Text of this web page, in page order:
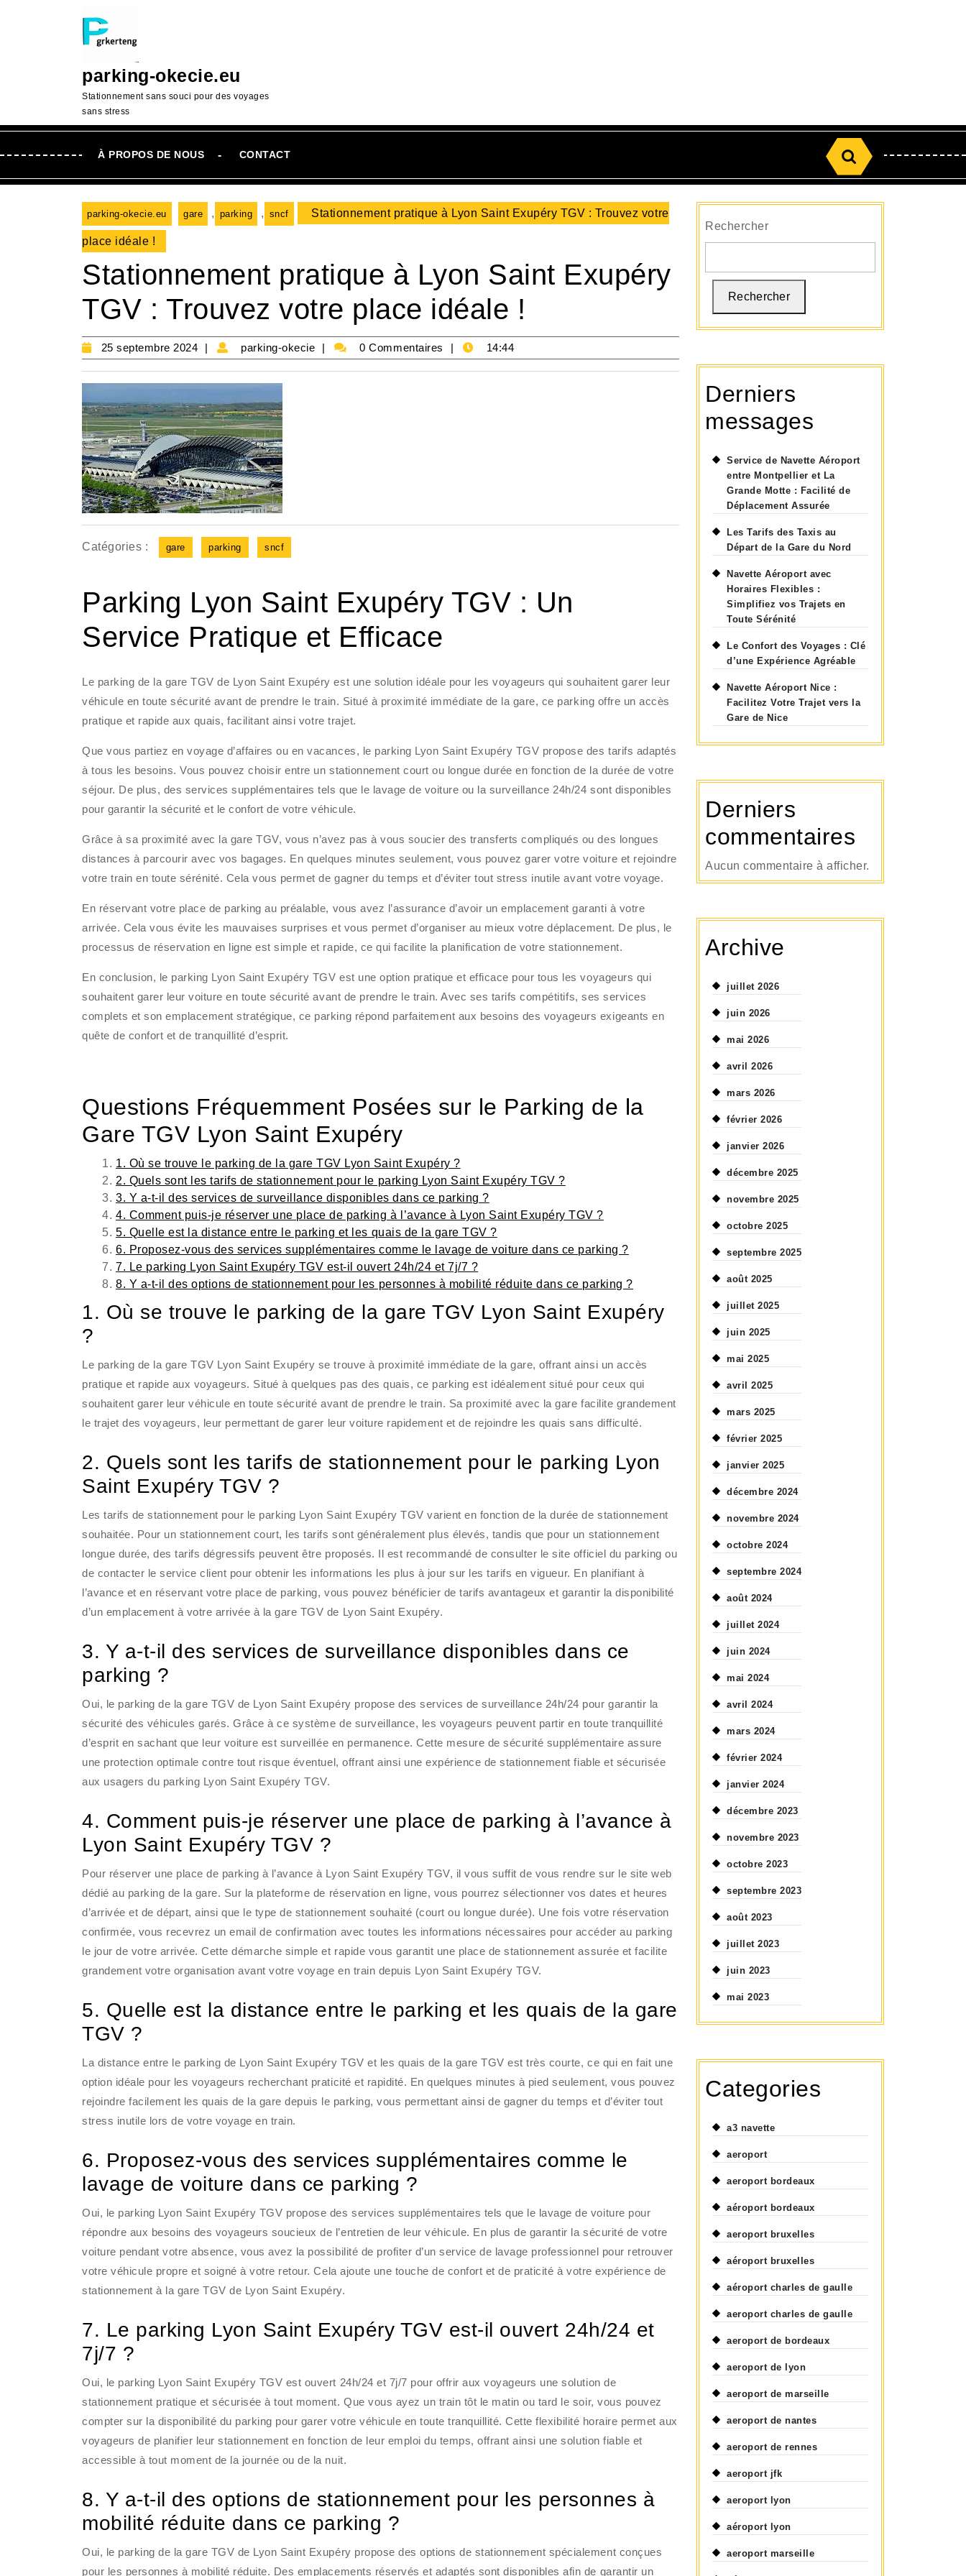
parking-okecie.eu
Stationnement sans souci pour des voyages
sans stress
À PROPOS DE NOUS CONTACT
Search
for:
parking-okecie.eu gare , parking , sncf Stationnement pratique à Lyon Saint Exupéry TGV : Trouvez votre
place idéale !
Stationnement pratique à Lyon Saint Exupéry
TGV : Trouvez votre place idéale !
25 septembre 2024
25
septembre
parking-okecie
parking-
okecie
0 Commentaires 14:44
Catégories : gare parking sncf
Parking Lyon Saint Exupéry TGV : Un
Service Pratique et Efficace
Le parking de la gare TGV de Lyon Saint Exupéry est une solution idéale pour les voyageurs qui souhaitent garer leur
véhicule en toute sécurité avant de prendre le train. Situé à proximité immédiate de la gare, ce parking offre un accès
pratique et rapide aux quais, facilitant ainsi votre trajet.
Que vous partiez en voyage d’affaires ou en vacances, le parking Lyon Saint Exupéry TGV propose des tarifs adaptés
à tous les besoins. Vous pouvez choisir entre un stationnement court ou longue durée en fonction de la durée de votre
séjour. De plus, des services supplémentaires tels que le lavage de voiture ou la surveillance 24h/24 sont disponibles
pour garantir la sécurité et le confort de votre véhicule.
Grâce à sa proximité avec la gare TGV, vous n’avez pas à vous soucier des transferts compliqués ou des longues
distances à parcourir avec vos bagages. En quelques minutes seulement, vous pouvez garer votre voiture et rejoindre
votre train en toute sérénité. Cela vous permet de gagner du temps et d’éviter tout stress inutile avant votre voyage.
En réservant votre place de parking au préalable, vous avez l’assurance d’avoir un emplacement garanti à votre
arrivée. Cela vous évite les mauvaises surprises et vous permet d’organiser au mieux votre déplacement. De plus, le
processus de réservation en ligne est simple et rapide, ce qui facilite la planification de votre stationnement.
En conclusion, le parking Lyon Saint Exupéry TGV est une option pratique et efficace pour tous les voyageurs qui
souhaitent garer leur voiture en toute sécurité avant de prendre le train. Avec ses tarifs compétitifs, ses services
complets et son emplacement stratégique, ce parking répond parfaitement aux besoins des voyageurs exigeants en
quête de confort et de tranquillité d’esprit.
Questions Fréquemment Posées sur le Parking de la
Gare TGV Lyon Saint Exupéry
1. Où se trouve le parking de la gare TGV Lyon Saint Exupéry ?
2. Quels sont les tarifs de stationnement pour le parking Lyon Saint Exupéry TGV ?
3. Y a-t-il des services de surveillance disponibles dans ce parking ?
4. Comment puis-je réserver une place de parking à l’avance à Lyon Saint Exupéry TGV ?
5. Quelle est la distance entre le parking et les quais de la gare TGV ?
6. Proposez-vous des services supplémentaires comme le lavage de voiture dans ce parking ?
7. Le parking Lyon Saint Exupéry TGV est-il ouvert 24h/24 et 7j/7 ?
8. Y a-t-il des options de stationnement pour les personnes à mobilité réduite dans ce parking ?
1. Où se trouve le parking de la gare TGV Lyon Saint Exupéry
?
Le parking de la gare TGV Lyon Saint Exupéry se trouve à proximité immédiate de la gare, offrant ainsi un accès
pratique et rapide aux voyageurs. Situé à quelques pas des quais, ce parking est idéalement situé pour ceux qui
souhaitent garer leur véhicule en toute sécurité avant de prendre le train. Sa proximité avec la gare facilite grandement
le trajet des voyageurs, leur permettant de garer leur voiture rapidement et de rejoindre les quais sans difficulté.
2. Quels sont les tarifs de stationnement pour le parking Lyon
Saint Exupéry TGV ?
Les tarifs de stationnement pour le parking Lyon Saint Exupéry TGV varient en fonction de la durée de stationnement
souhaitée. Pour un stationnement court, les tarifs sont généralement plus élevés, tandis que pour un stationnement
longue durée, des tarifs dégressifs peuvent être proposés. Il est recommandé de consulter le site officiel du parking ou
de contacter le service client pour obtenir les informations les plus à jour sur les tarifs en vigueur. En planifiant à
l’avance et en réservant votre place de parking, vous pouvez bénéficier de tarifs avantageux et garantir la disponibilité
d’un emplacement à votre arrivée à la gare TGV de Lyon Saint Exupéry.
3. Y a-t-il des services de surveillance disponibles dans ce
parking ?
Oui, le parking de la gare TGV de Lyon Saint Exupéry propose des services de surveillance 24h/24 pour garantir la
sécurité des véhicules garés. Grâce à ce système de surveillance, les voyageurs peuvent partir en toute tranquillité
d’esprit en sachant que leur voiture est surveillée en permanence. Cette mesure de sécurité supplémentaire assure
une protection optimale contre tout risque éventuel, offrant ainsi une expérience de stationnement fiable et sécurisée
aux usagers du parking Lyon Saint Exupéry TGV.
4. Comment puis-je réserver une place de parking à l’avance à
Lyon Saint Exupéry TGV ?
Pour réserver une place de parking à l’avance à Lyon Saint Exupéry TGV, il vous suffit de vous rendre sur le site web
dédié au parking de la gare. Sur la plateforme de réservation en ligne, vous pourrez sélectionner vos dates et heures
d’arrivée et de départ, ainsi que le type de stationnement souhaité (court ou longue durée). Une fois votre réservation
confirmée, vous recevrez un email de confirmation avec toutes les informations nécessaires pour accéder au parking
le jour de votre arrivée. Cette démarche simple et rapide vous garantit une place de stationnement assurée et facilite
grandement votre organisation avant votre voyage en train depuis Lyon Saint Exupéry TGV.
5. Quelle est la distance entre le parking et les quais de la gare
TGV ?
La distance entre le parking de Lyon Saint Exupéry TGV et les quais de la gare TGV est très courte, ce qui en fait une
option idéale pour les voyageurs recherchant praticité et rapidité. En quelques minutes à pied seulement, vous pouvez
rejoindre facilement les quais de la gare depuis le parking, vous permettant ainsi de gagner du temps et d’éviter tout
stress inutile lors de votre voyage en train.
6. Proposez-vous des services supplémentaires comme le
lavage de voiture dans ce parking ?
Oui, le parking Lyon Saint Exupéry TGV propose des services supplémentaires tels que le lavage de voiture pour
répondre aux besoins des voyageurs soucieux de l’entretien de leur véhicule. En plus de garantir la sécurité de votre
voiture pendant votre absence, vous avez la possibilité de profiter d’un service de lavage professionnel pour retrouver
votre véhicule propre et soigné à votre retour. Cela ajoute une touche de confort et de praticité à votre expérience de
stationnement à la gare TGV de Lyon Saint Exupéry.
7. Le parking Lyon Saint Exupéry TGV est-il ouvert 24h/24 et
7j/7 ?
Oui, le parking Lyon Saint Exupéry TGV est ouvert 24h/24 et 7j/7 pour offrir aux voyageurs une solution de
stationnement pratique et sécurisée à tout moment. Que vous ayez un train tôt le matin ou tard le soir, vous pouvez
compter sur la disponibilité du parking pour garer votre véhicule en toute tranquillité. Cette flexibilité horaire permet aux
voyageurs de planifier leur stationnement en fonction de leur emploi du temps, offrant ainsi une solution fiable et
accessible à tout moment de la journée ou de la nuit.
8. Y a-t-il des options de stationnement pour les personnes à
mobilité réduite dans ce parking ?
Oui, le parking de la gare TGV de Lyon Saint Exupéry propose des options de stationnement spécialement conçues
pour les personnes à mobilité réduite. Des emplacements réservés et adaptés sont disponibles afin de garantir un
Rechercher
Rechercher
Derniers
messages
Service de Navette Aéroport
entre Montpellier et La
Grande Motte : Facilité de
Déplacement Assurée
Les Tarifs des Taxis au
Départ de la Gare du Nord
Navette Aéroport avec
Horaires Flexibles :
Simplifiez vos Trajets en
Toute Sérénité
Le Confort des Voyages : Clé
d’une Expérience Agréable
Navette Aéroport Nice :
Facilitez Votre Trajet vers la
Gare de Nice
Derniers
commentaires
Aucun commentaire à afficher.
Archive
juillet 2026
juin 2026
mai 2026
avril 2026
mars 2026
février 2026
janvier 2026
décembre 2025
novembre 2025
octobre 2025
septembre 2025
août 2025
juillet 2025
juin 2025
mai 2025
avril 2025
mars 2025
février 2025
janvier 2025
décembre 2024
novembre 2024
octobre 2024
septembre 2024
août 2024
juillet 2024
juin 2024
mai 2024
avril 2024
mars 2024
février 2024
janvier 2024
décembre 2023
novembre 2023
octobre 2023
septembre 2023
août 2023
juillet 2023
juin 2023
mai 2023
Categories
a3 navette
aeroport
aeroport bordeaux
aéroport bordeaux
aeroport bruxelles
aéroport bruxelles
aéroport charles de gaulle
aeroport charles de gaulle
aeroport de bordeaux
aeroport de lyon
aeroport de marseille
aeroport de nantes
aeroport de rennes
aeroport jfk
aeroport lyon
aéroport lyon
aeroport marseille